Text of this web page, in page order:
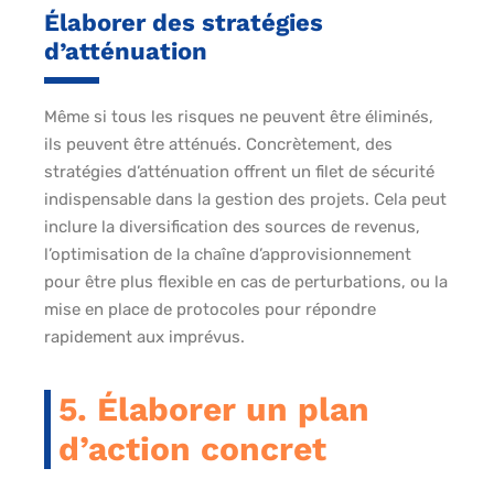
Élaborer des stratégies
d’atténuation
Même si tous les risques ne peuvent être éliminés,
ils peuvent être atténués. Concrètement, des
stratégies d’atténuation offrent un filet de sécurité
indispensable dans la gestion des projets. Cela peut
inclure la diversification des sources de revenus,
l’optimisation de la chaîne d’approvisionnement
pour être plus flexible en cas de perturbations, ou la
mise en place de protocoles pour répondre
rapidement aux imprévus.
5. Élaborer un plan
d’action concret